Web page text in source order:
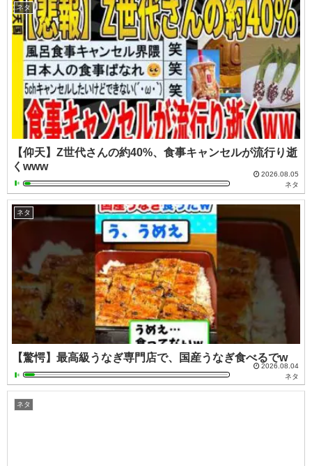
ネタ
【仰天】Z世代さんの約40%、食事キャンセルが流行り逝
くwww
2026.08.05
ネタ
ネタ
【驚愕】最高級うなぎ専門店で、国産うなぎ食べるでw
2026.08.04
ネタ
ネタ